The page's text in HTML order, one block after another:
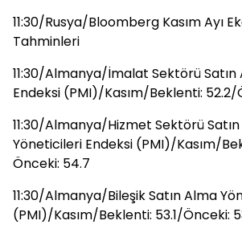
11:30/Rusya/Bloomberg Kasım Ayı
Tahminleri
11:30/Almanya/İmalat Sektörü
Endeksi (PMI)/Kasım/Beklenti: 52.2/
11:30/Almanya/Hizmet Sektörü
Yöneticileri Endeksi (PMI)/Kasım/
Önceki: 54.7
11:30/Almanya/Bileşik Satın Alma
(PMI)/Kasım/Beklenti: 53.1/Önceki: